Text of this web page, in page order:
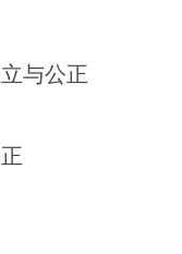
与公正